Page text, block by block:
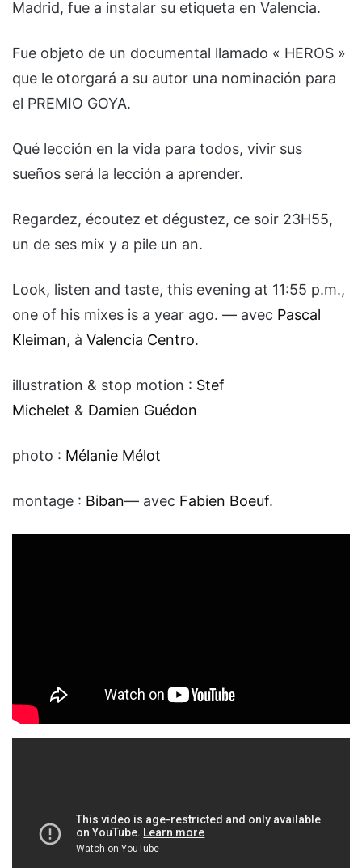
Madrid, fue a instalar su etiqueta en Valencia.
Fue objeto de un documental llamado « HEROS »
que le otorgará a su autor una nominación para
el PREMIO GOYA.
Qué lección en la vida para todos, vivir sus
sueños será la lección a aprender.
Regardez, écoutez et dégustez, ce soir 23H55,
un de ses mix y a pile un an.
Look, listen and taste, this evening at 11:55 p.m.,
one of his mixes is a year ago. — avec Pascal
Kleiman, à Valencia Centro.
illustration & stop motion : Stef
Michelet & Damien Guédon
photo : Mélanie Mélot
montage : Biban— avec Fabien Boeuf.